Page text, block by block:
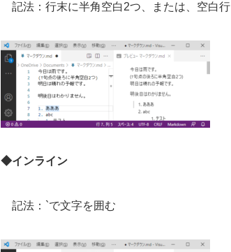
記法：行末に半角空白2つ、または、空白行
◆インライン
記法： `で文字を囲む